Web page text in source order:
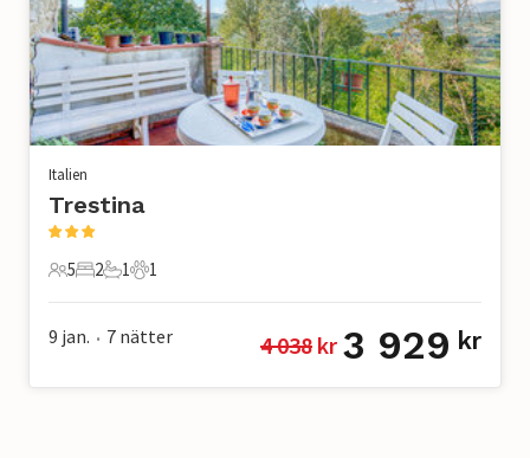
Italien
Trestina
5 Gäster
5
2 Sovrum
2
1 Badrum
1
1 Husdjur
1
9 jan. • 7 nätter 4 038 kr 3 929 kr